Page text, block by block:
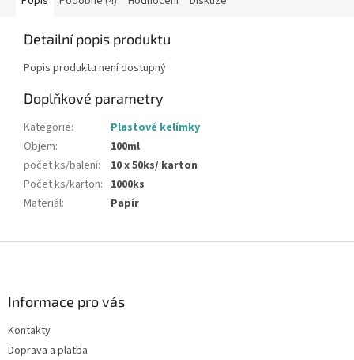
Detailní popis produktu
Popis produktu není dostupný
Doplňkové parametry
Kategorie:
Plastové kelímky
Objem:
100ml
počet ks/balení:
10 x 50ks/ karton
Počet ks/karton: 1000ks
Materiál: Papír
Informace pro vás
Kontakty
Doprava a platba